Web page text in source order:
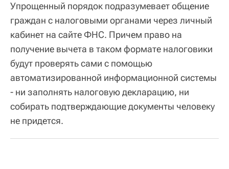
Упрощенный порядок подразумевает общение
граждан с налоговыми органами через личный
кабинет на сайте ФНС. Причем право на
получение вычета в таком формате налоговики
будут проверять сами с помощью
автоматизированной информационной системы
- ни заполнять налоговую декларацию, ни
собирать подтверждающие документы человеку
не придется.